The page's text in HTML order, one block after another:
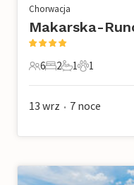
Chorwacja
Makarska-
6 Goście
6
2 Sypialnie
2
1 Łazienka
1
1 Zwierzę
1
13 wrz • 7 noce